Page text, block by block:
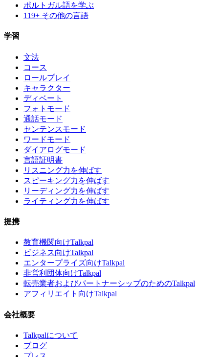
ポルトガル語を学ぶ
119+ その他の言語
学習
文法
コース
ロールプレイ
キャラクター
ディベート
フォトモード
通話モード
センテンスモード
ワードモード
ダイアログモード
言語証明書
リスニング力を伸ばす
スピーキング力を伸ばす
リーディング力を伸ばす
ライティング力を伸ばす
提携
教育機関向けTalkpal
ビジネス向けTalkpal
エンタープライズ向けTalkpal
非営利団体向けTalkpal
転売業者およびパートナーシップのためのTalkpal
アフィリエイト向けTalkpal
会社概要
Talkpalについて
ブログ